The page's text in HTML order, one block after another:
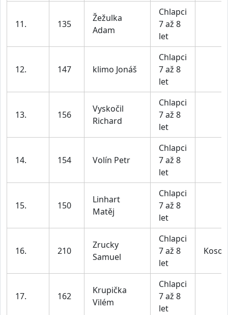
11. 135
Žežulka
Adam
Chlapci
7 až 8
let
12. 147 klimo Jonáš
Chlapci
7 až 8
let
13. 156
Vyskočil
Richard
Chlapci
7 až 8
let
14. 154 Volín Petr
Chlapci
7 až 8
let
15. 150
Linhart
Matěj
Chlapci
7 až 8
let
16. 210
Zrucky
Samuel
Chlapci
7 až 8
let
Kosoř
17. 162
Krupička
Vilém
Chlapci
7 až 8
let